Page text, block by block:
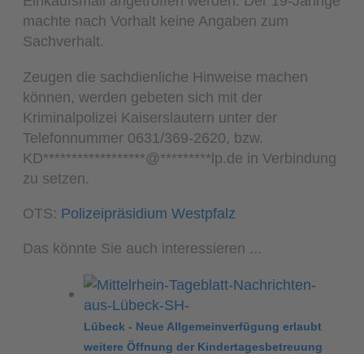
machte nach Vorhalt keine Angaben zum
Sachverhalt.
Zeugen die sachdienliche Hinweise machen
können, werden gebeten sich mit der
Kriminalpolizei Kaiserslautern unter der
Telefonnummer 0631/369-2620, bzw.
KD******************@*********lp.de in Verbindung
zu setzen.
OTS: Polizeipräsidium Westpfalz
Das könnte Sie auch interessieren ...
Lübeck - Neue Allgemeinverfügung erlaubt
weitere Öffnung der Kindertagesbetreuung